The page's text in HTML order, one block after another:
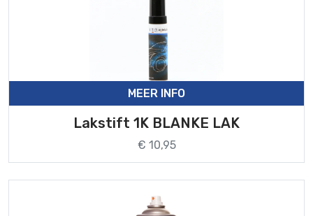
MEER INFO
Lakstift 1K BLANKE LAK
€ 10,95